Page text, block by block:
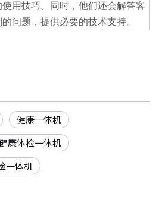
用技巧。同时，他们还会解答客
问题，提供必要的技术支持。
健康一体机
康体检一体机
一体机